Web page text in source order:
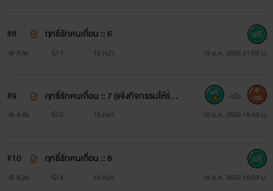
วัย 26 ปี ชายหนุ่มชาวลูกครึ่งอิตาลี-สวีเดน
#8 ฤทธิ์รักคนเถื่อน :: 6
8.9k 7 10 หน้า 13 ธ.ค. 2559 21:06 น.
#9
ฤทธิ์รักคนเถื่อน :: 7 (แจ้งกิจกรรมให้ร่ว
มสนุก)
4.6k 6 10 หน้า 16 ธ.ค. 2559 15:49 น.
หรือ 300
#10 ฤทธิ์รักคนเถื่อน :: 8
8.2k 4 10 หน้า 18 ธ.ค. 2559 16:59 น.